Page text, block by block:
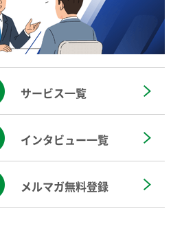
サービス一覧
インタビュー一覧
メルマガ無料登録